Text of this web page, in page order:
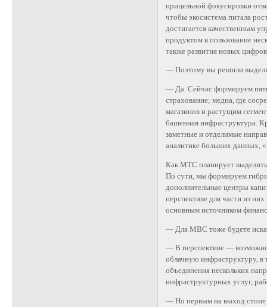
прицельной фокусировки
чтобы экосистема питала
достигается качественным
продуктом в пользование
также развития новых
— Поэтому вы решили
— Да. Сейчас формируем
страхование; медиа, где
магазинов и растущим
башенная инфраструктура.
заметные и отделимые
аналитике больших
Как МТС планирует
По сути, мы формируем
дополнительные центры
перспективе для части из
основным источником
— Для MВС тоже будете
— В перспективе —
облачную инфраструктуру, в
объединения нескольких
инфраструктурных услуг,
— Но первым на выход стоит